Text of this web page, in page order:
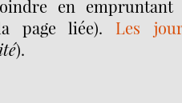
en
page liée). Les
).